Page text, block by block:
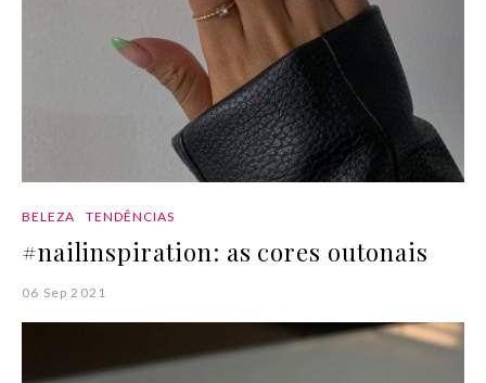
BELEZA TENDÊNCIAS
#nailinspiration: as cores outonais
06 Sep 2021